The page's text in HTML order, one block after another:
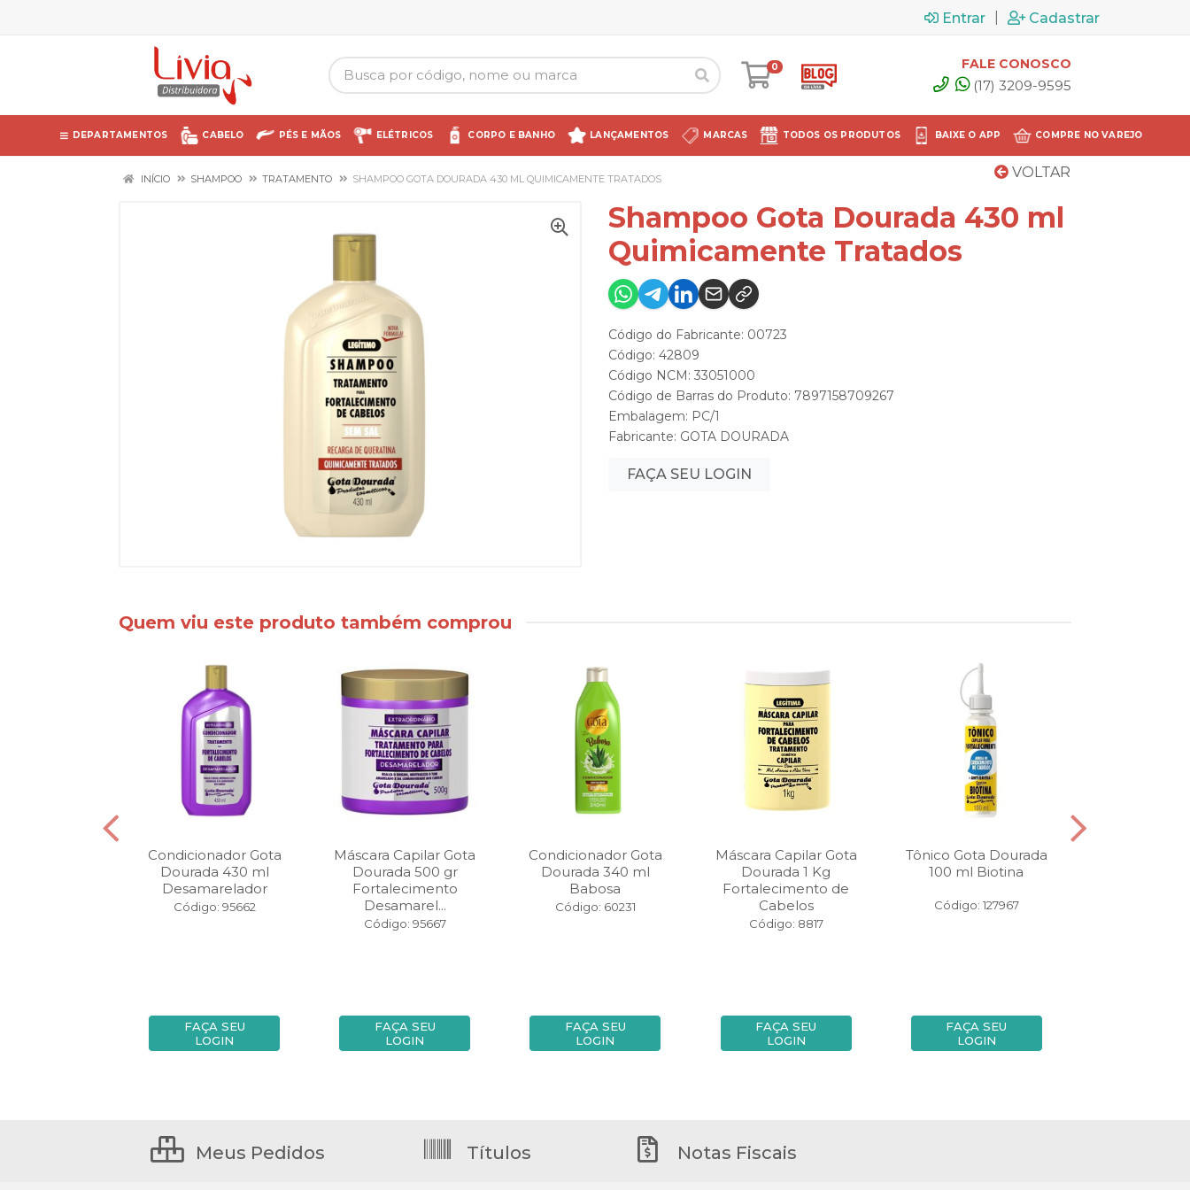
Entrar Cadastrar
0 FALE CONOSCO
(17) 3209-9595
DEPARTAMENTOS CABELO PÉS E MÃOS ELÉTRICOS CORPO E BANHO LANÇAMENTOS MARCAS TODOS OS PRODUTOS BAIXE O APP COMPRE NO VAREJO
VOLTAR
INÍCIO SHAMPOO TRATAMENTO SHAMPOO GOTA DOURADA 430 ML QUIMICAMENTE TRATADOS
Shampoo Gota Dourada 430 ml
Quimicamente Tratados
Código do Fabricante: 00723
Código: 42809
Código NCM: 33051000
Código de Barras do Produto: 7897158709267
Embalagem: PC/1
Fabricante: GOTA DOURADA
FAÇA SEU LOGIN
Quem viu este produto também comprou
Condicionador Gota
Dourada 430 ml
Desamarelador
Código: 95662
FAÇA SEU
LOGIN
Máscara Capilar Gota
Dourada 500 gr
Fortalecimento
Desamarel...
Código: 95667
FAÇA SEU
LOGIN
Condicionador Gota
Dourada 340 ml
Babosa
Código: 60231
FAÇA SEU
LOGIN
Máscara Capilar Gota
Dourada 1 Kg
Fortalecimento de
Cabelos
Código: 8817
FAÇA SEU
LOGIN
Tônico Gota Dourada
100 ml Biotina
Código: 127967
FAÇA SEU
LOGIN
Meus Pedidos Títulos Notas Fiscais